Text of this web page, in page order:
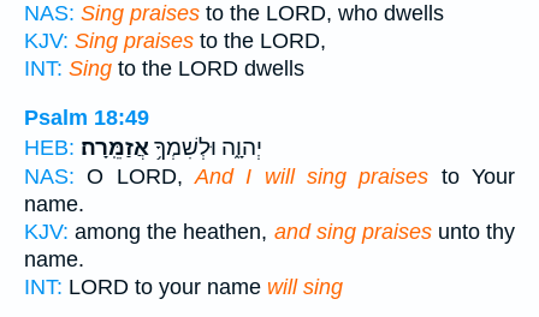
NAS: Sing praises to the LORD, who dwells
KJV: Sing praises to the LORD,
INT: Sing to the LORD dwells
Psalm 18:49
HEB:
יְהוָ֑ה וּלְשִׁמְךָ֥אֲזַמֵּֽרָה׃
NAS: O LORD, And I will sing praises to Your
name.
KJV: among the heathen, and sing praisesunto thy
name.
INT: LORD to your name will sing